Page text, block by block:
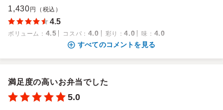
1,430 円（税込）
4.5
ボリューム ： 4.5 コスパ ： 4.0 彩り ：4.0 味 ： 4.0
すべてのコメントを見る
満足度の高いお弁当でした
5.0